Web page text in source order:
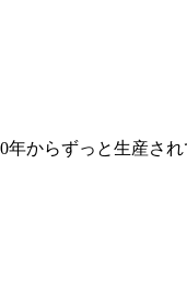
からずっと生産され